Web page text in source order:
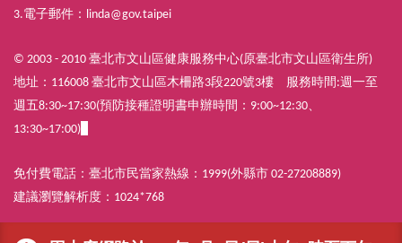
3.電子郵件： linda@gov.taipei
© 2003 - 2010 臺北市文山區健康服務中心(原臺北市文山區衛生所)
地址： 116008 臺北市文山區木柵路3段220號3樓 服務時間 :週一至
週五8:30~17:30(預防接種證明書申辦時間： 9:00~12:30、
13:30~17:00)
免付費電話：臺北市民當家熱線： 1999(外縣市 02-27208889)
建議瀏覽解析度： 1024*768